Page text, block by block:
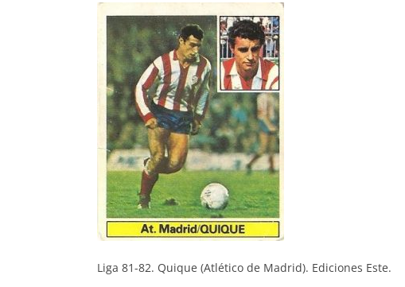
Liga 81-82. Quique (Atlético de Madrid). Ediciones Este.